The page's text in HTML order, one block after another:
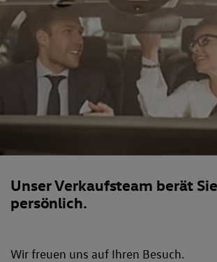
Unser Verkaufsteam berät
persönlich.
Wir freuen uns auf Ihren Besuch.